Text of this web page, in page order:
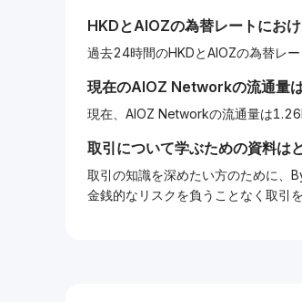
HKDとAIOZの為替レートにお
過去24時間のHKDとAIOZの為替レ
現在のAIOZ Networkの流通量
現在、AIOZ Networkの流通量は
取引について学ぶための資料は
取引の知識を深めたい方のために、
金銭的なリスクを負うことなく取引